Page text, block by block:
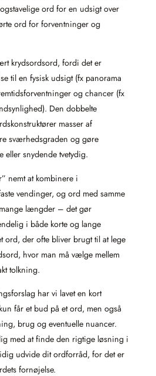
ord for en udsigt over
ord for forventninger og
krydsordsord, fordi det er
til en fysisk udsigt (fx panorama
og chancer (fx
Den dobbelte
masser af
sværhedsgraden og gøre
eller snydende tvetydig.
nemt at kombinere i
vendinger, og ord med samme
længder – det gør
i både korte og lange
ord, der ofte bliver brugt til at lege
hvor man må vælge mellem
tolkning.
har vi lavet en kort
får et bud på et ord, men også
brug og eventuelle nuancer.
med at finde den rigtige løsning i
udvide dit ordforråd, for det er
fornøjelse.